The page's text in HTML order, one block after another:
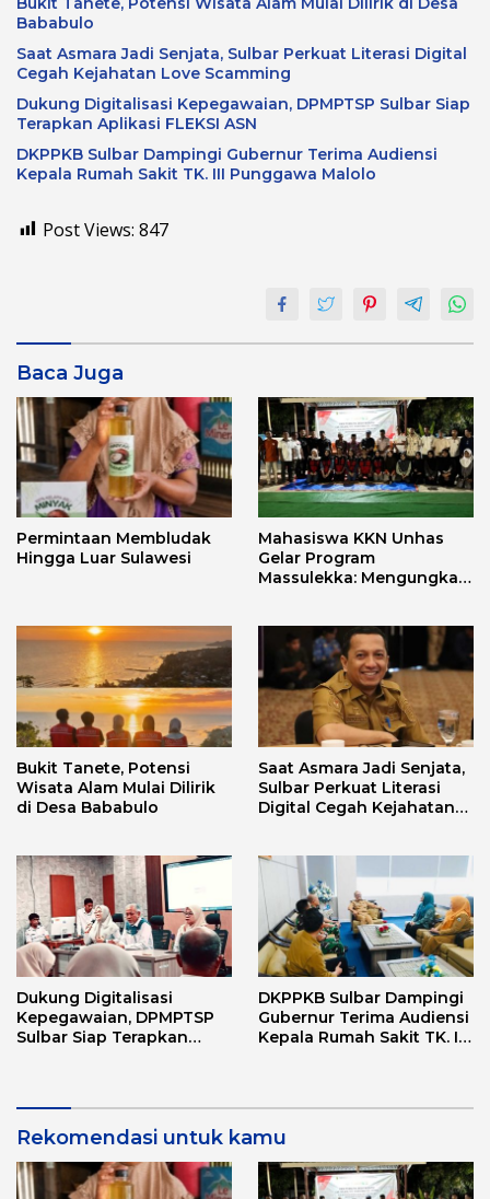
Bababulo
Saat Asmara Jadi Senjata, Sulbar Perkuat Literasi Digital
Cegah Kejahatan Love Scamming
Dukung Digitalisasi Kepegawaian, DPMPTSP Sulbar Siap
Terapkan Aplikasi FLEKSI ASN
DKPPKB Sulbar Dampingi Gubernur Terima Audiensi
Kepala Rumah Sakit TK. III Punggawa Malolo
Post Views: 847
Baca Juga
Permintaan Membludak
Hingga Luar Sulawesi
Mahasiswa KKN Unhas
Gelar Program
Massulekka: Mengungkap
Bukit Tanete, Potensi
Wisata Alam Mulai Dilirik
di Desa Bababulo
Saat Asmara Jadi Senjata,
Sulbar Perkuat Literasi
Digital Cegah Kejahatan
Dukung Digitalisasi
Kepegawaian, DPMPTSP
Sulbar Siap Terapkan
DKPPKB Sulbar Dampingi
Gubernur Terima Audiensi
Kepala Rumah Sakit TK. III
Rekomendasi untuk kamu